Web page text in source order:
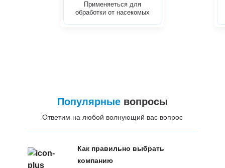
Применяеться для
обработки от насекомых
Популярныевопросы
Ответим на любой волнующий вас вопрос
Как правильно выбрать
компанию